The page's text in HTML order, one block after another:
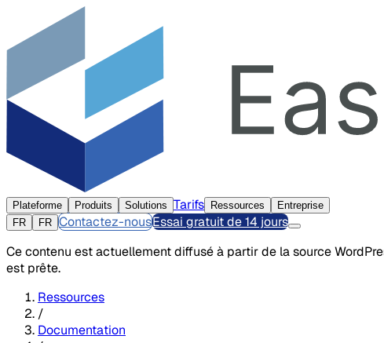
Plateforme Produits Solutions Tarifs Ressources
Entreprise
FR
FR Contactez-nousEssai gratuit de 14 jours
Ce contenu est actuellement diffusé à partir de la source
est prête.
Ressources
/
Documentation